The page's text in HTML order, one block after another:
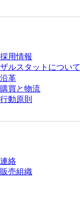
採用情報
ザルスタットについて
沿革
購買と物流
行動原則
連絡
販売組織